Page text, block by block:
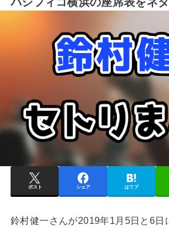
ポスト シェア はてブ
鈴村健一さんが2019年1月5日と6日